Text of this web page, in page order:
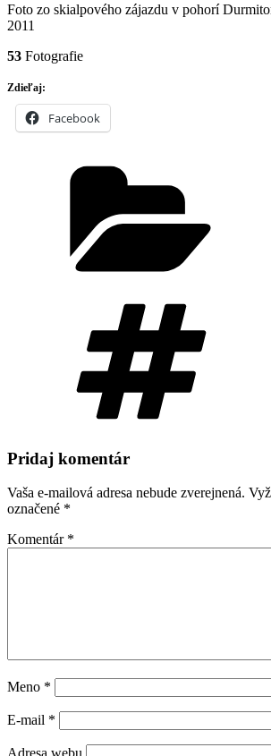
Foto zo skialpového zájazdu v pohorí
2011
53 Fotografie
Zdieľaj:
Facebook
Pridaj komentár
Vaša e-mailová adresa nebude zverejnená.
označené *
Komentár *
Meno *
E-mail *